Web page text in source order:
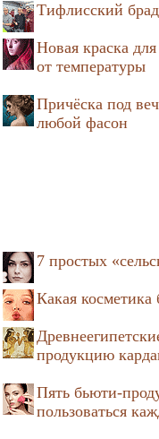
Тифлисский
Новая краска
от температуры
Причёска под
любой фасон
7 простых
Какая
продукцию
Пять бьюти-
пользоваться